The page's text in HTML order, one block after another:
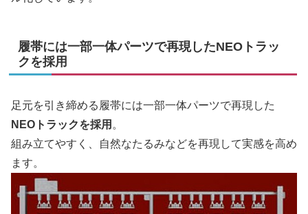
履帯には一部一体パーツで再現したNEOトラッ
クを採用
足元を引き締める履帯には一部一体パーツで再現した
NEOトラックを採用 。
組み立てやすく、自然なたるみなどを再現して実感を高め
ます。